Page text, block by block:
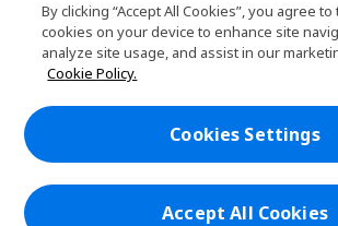
為提升服務品質，Mycard
8/9(日)00:00–02:30進行網路維護作
業。
維護期間Mycard、專屬卡、貝殼幣、
元氣卡、Gametower暫停服務，
造成不便，敬請見諒。
i
d
d
服務h
i
n
d
e
n
i
d
d
e
在社群上追蹤 PLANET9
By clicking “Accept All Cookies”, you agree
cookies on your device to enhance site
analyze site usage, and assist in our
Cookie Policy.
Cookies Settings
Accept All Cookies